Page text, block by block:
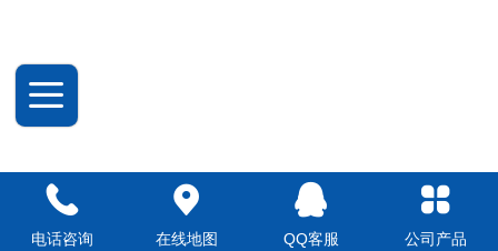
电话咨询 在线地图 QQ客服 公司产品